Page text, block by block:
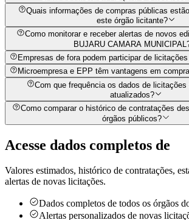
Quais informações de compras públicas
este órgão licitante?
Como monitorar e receber alertas de novos
BUJARU CAMARA
Empresas de fora podem participar de
Microempresa e EPP têm vantagens em
Com que frequência os dados de
atualizados?
Como comparar o histórico de contratações
órgãos públicos?
Acesse dados completos de
Valores estimados, histórico de contratações,
alertas de novas licitações.
Dados completos de todos os órgãos
Alertas personalizados de novas